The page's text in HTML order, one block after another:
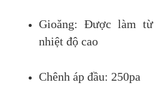
Gioăng: Được làm
nhiệt độ cao
Chênh áp đầu: 250pa